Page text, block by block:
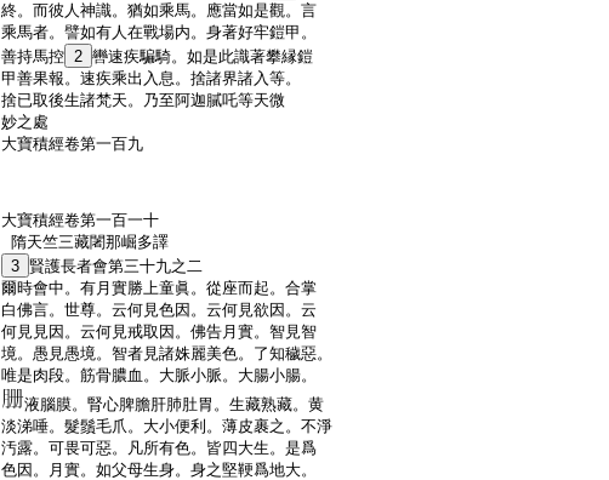
終。而彼人神識。猶如乘馬。應當如是觀。言
乘馬者。譬如有人在戰場内。身著好牢鎧甲。
善持馬控 2 轡速疾騙騎。如是此識著攀縁鎧
甲善果報。速疾乘出入息。捨諸界諸入等。
捨已取後生諸梵天。乃至阿迦膩吒等天微
妙之處
大寶積經卷第一百九
大寶積經卷第一百一十
隋天竺三藏闍那崛多譯
3 賢護長者會第三十九之二
爾時會中。有月實勝上童眞。從座而起。合掌
白佛言。世尊。云何見色因。云何見欲因。云
何見見因。云何見戒取因。佛告月實。智見智
境。愚見愚境。智者見諸姝麗美色。了知穢惡。
唯是肉段。筋骨膿血。大脈小脈。大腸小腸。
液腦膜。腎心脾膽肝肺肚胃。生藏熟藏。黄
淡涕唾。髮鬚毛爪。大小便利。薄皮裹之。不淨
汚露。可畏可惡。凡所有色。皆四大生。是爲
色因。月實。如父母生身。身之堅鞕爲地大。